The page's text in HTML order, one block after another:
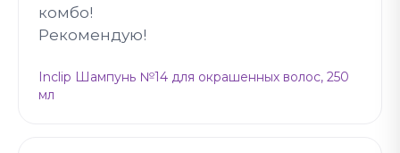
комбо!
Рекомендую!
Inclip Шампунь №14 для окрашенных волос, 250
мл